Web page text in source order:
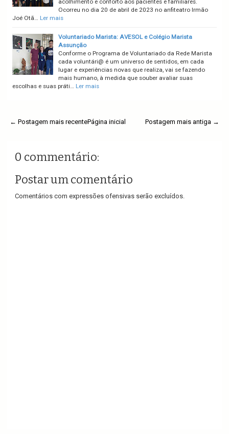
acolhimento e conforto aos pacientes e familiares.
Ocorreu no dia 20 de abril de 2023 no anfiteatro Irmão
Joé Otã… Ler mais
Voluntariado Marista: AVESOL e Colégio Marista
Assunção
Conforme o Programa de Voluntariado da Rede Marista
cada voluntári@ é um universo de sentidos, em cada
lugar e experiências novas que realiza, vai se fazendo
mais humano, à medida que souber avaliar suas
escolhas e suas práti… Ler mais
← Postagem mais recente Postagem mais antiga →
Página inicial
0 commentário:
Postar um comentário
Comentários com expressões ofensivas serão excluídos.